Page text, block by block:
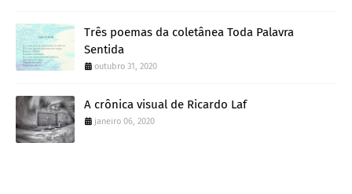
Três poemas da coletânea Toda Palavra
Sentida
outubro 31, 2020
A crônica visual de Ricardo Laf
janeiro 06, 2020